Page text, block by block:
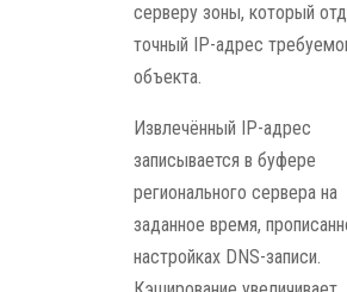
серверу зоны, который
точный IP-адрес
объекта.
Извлечённый IP-адрес
записывается в буфере
регионального сервера на
заданное время,
настройках DNS-записи.